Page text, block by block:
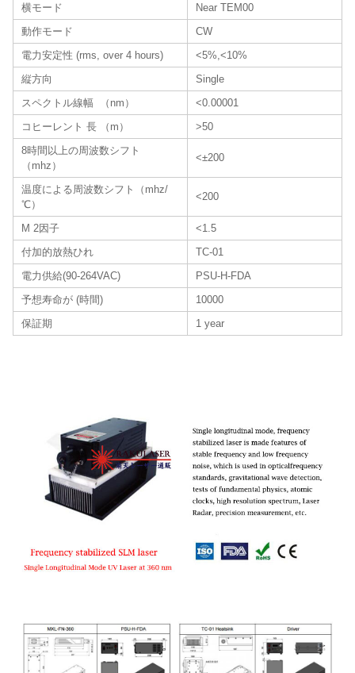
横モード
Near TEM00
動作モード
CW
電力安定性 (rms, over 4 hours)
<5%,<10%
縦方向
Single
スペクトル線幅 （nm）
<0.00001
コヒーレント 長 （m）
>50
8時間以上の周波数シフト
（mhz）
<±200
温度による周波数シフト（mhz/
℃）
<200
M 2因子
<1.5
付加的放熱ひれ
TC-01
電力供給(90-264VAC)
PSU-H-FDA
予想寿命が (時間)
10000
保証期
1 year